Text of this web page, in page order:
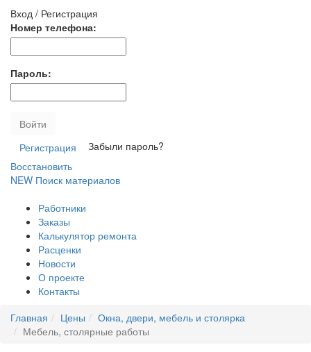
Вход / Регистрация
Номер телефона:
Пароль:
Войти
Регистрация
Забыли пароль?
Восстановить
NEW Поиск материалов
Работники
Заказы
Калькулятор ремонта
Расценки
Новости
О проекте
Контакты
Главная
Цены
Окна, двери, мебель и столярка
Мебель, столярные работы